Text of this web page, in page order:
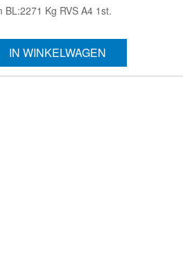
BL:2271 Kg RVS A4 1st.
IN WINKELWAGEN